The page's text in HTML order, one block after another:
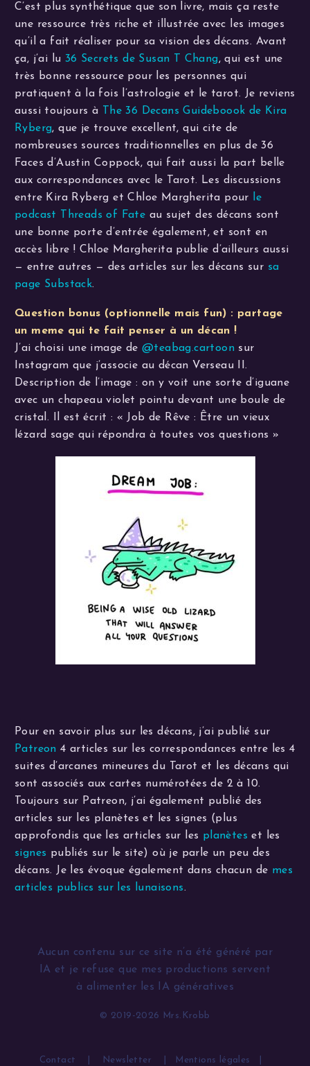
C’est plus synthétique que son livre, mais ça reste
une ressource très riche et illustrée avec les images
qu’il a fait réaliser pour sa vision des décans. Avant
ça, j’ai lu 36 Secrets de Susan T Chang, qui est une
très bonne ressource pour les personnes qui
pratiquent à la fois l’astrologie et le tarot. Je reviens
aussi toujours à
The 36 Decans Guideboook de Kira
Ryberg, que je trouve excellent, qui cite de
nombreuses sources traditionnelles en plus de 36
Faces d’Austin Coppock, qui fait aussi la part belle
aux correspondances avec le Tarot. Les discussions
entre Kira Ryberg et Chloe Margherita pour
le
podcast Threads of Fate au sujet des décans sont
une bonne porte d’entrée également, et sont en
accès libre ! Chloe Margherita publie d’ailleurs aussi
— entre autres — des articles sur les décans sur sa
page Substack.
Question bonus (optionnelle mais fun) : partage
un meme qui te fait penser à un décan !
J’ai choisi une image de @teabag.cartoon sur
Instagram que j’associe au décan Verseau II.
Description de l’image : on y voit une sorte d’iguane
avec un chapeau violet pointu devant une boule de
cristal. Il est écrit : « Job de Rêve : Être un vieux
lézard sage qui répondra à toutes vos questions »
Pour en savoir plus sur les décans, j’ai publié sur
Patreon 4 articles sur les correspondances entre les 4
suites d’arcanes mineures du Tarot et les décans qui
sont associés aux cartes numérotées de 2 à 10.
Toujours sur Patreon, j’ai également publié des
articles sur les planètes et les signes (plus
approfondis que les articles sur les planètes et les
signes publiés sur le site) où je parle un peu des
décans. Je les évoque également dans chacun de mes
articles publics sur les lunaisons.
Aucun contenu sur ce site n’a été généré par
IA et je refuse que mes productions servent
à alimenter les IA génératives
© 2019-2026 Mrs.Krobb
Contact Newsletter Mentions légales